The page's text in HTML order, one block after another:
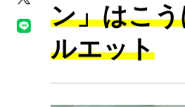
ン」はこ
ルエット